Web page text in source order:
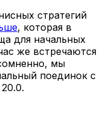
стратегий
, которая в
для начальных
же встречаются
мы
поединок с